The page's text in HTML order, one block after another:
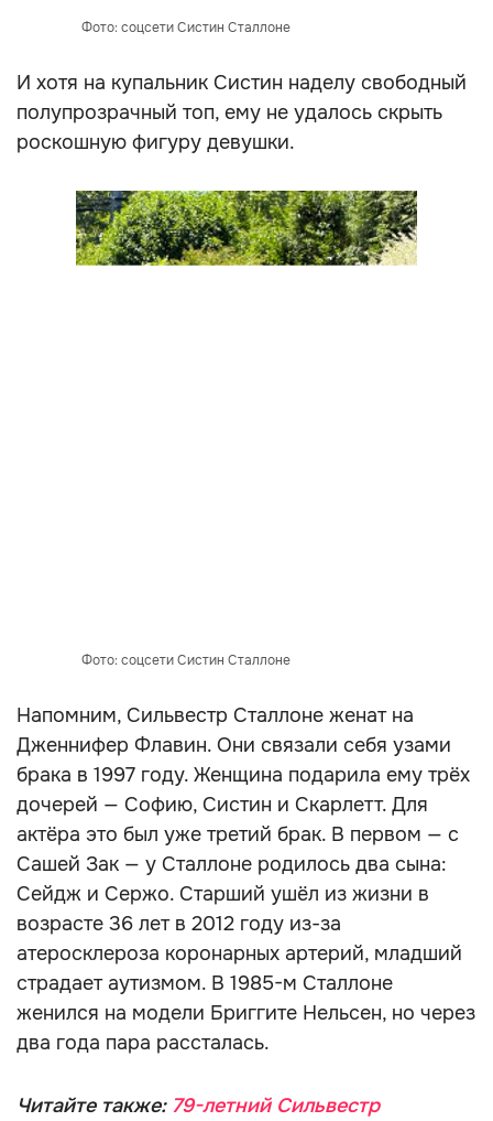
Фото: соцсети Систин Сталлоне
И хотя на купальник Систин наделу свободный
полупрозрачный топ, ему не удалось скрыть
роскошную фигуру девушки.
Фото: соцсети Систин Сталлоне
Напомним, Сильвестр Сталлоне женат на
Дженнифер Флавин. Они связали себя узами
брака в 1997 году. Женщина подарила ему трёх
дочерей — Софию, Систин и Скарлетт. Для
актёра это был уже третий брак. В первом — с
Сашей Зак — у Сталлоне родилось два сына:
Сейдж и Сержо. Старший ушёл из жизни в
возрасте 36 лет в 2012 году из-за
атеросклероза коронарных артерий, младший
страдает аутизмом. В 1985-м Сталлоне
женился на модели Бриггите Нельсен, но через
два года пара рассталась.
Читайте также: 79-летний Сильвестр